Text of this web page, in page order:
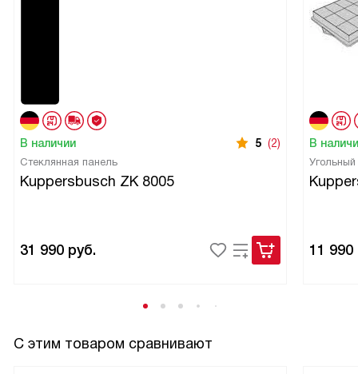
В наличии 5 (2)
Стеклянная панель
Kuppersbusch ZK 8005
31 990 руб.
В
11 990
С этим товаром сравнивают